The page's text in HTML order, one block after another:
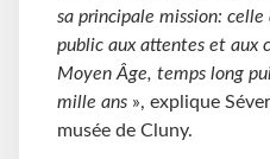
sa principale mission:
public aux attentes et aux
Moyen Âge, temps long
mille ans », explique
musée de Cluny.